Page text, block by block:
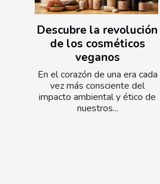
Descubre la revolución
de los cosméticos
veganos
En el corazón de una era cada
vez más consciente del
impacto ambiental y ético de
nuestros...